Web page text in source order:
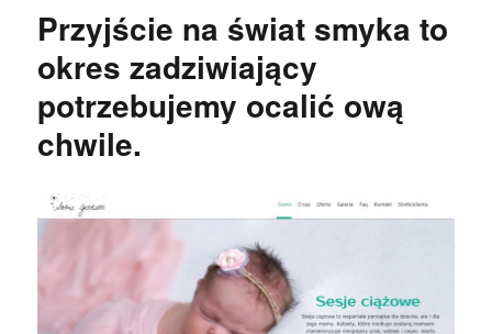
Przyjście na świat smyka to
okres zadziwiający
potrzebujemy ocalić ową
chwile.